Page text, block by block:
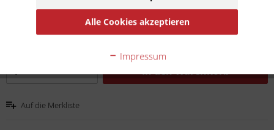
5 Stück (5,38 € * / 1 Stück)
zzgl. Versandkosten
Lieferzeit 15 Werktage
In denWarenkorb
Auf die Merkliste
Alle Cookies akzeptieren
Impressum